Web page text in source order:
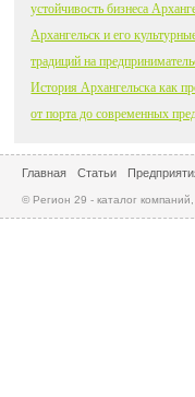
устойчивость бизнеса
Архангельск и его
традиций на
История Архангельска как
от порта до современных
Главная Статьи
© Регион 29 - каталог